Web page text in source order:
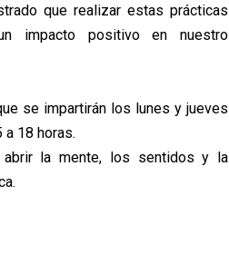
que realizar estas prácticas
impacto positivo en nuestro
se impartirán los lunes y jueves
a 18 horas.
la mente, los sentidos y la